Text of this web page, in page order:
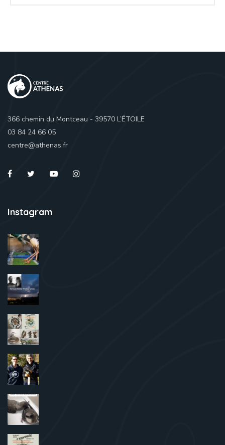
366 chemin du Montceau - 39570 L’ÉTOILE
03 84 24 66 05
centre@athenas.fr
Instagram